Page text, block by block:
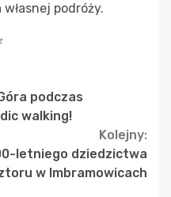
podróży.
podczas
walking!
Kolejny:
letniego dziedzictwa
w Imbramowicach